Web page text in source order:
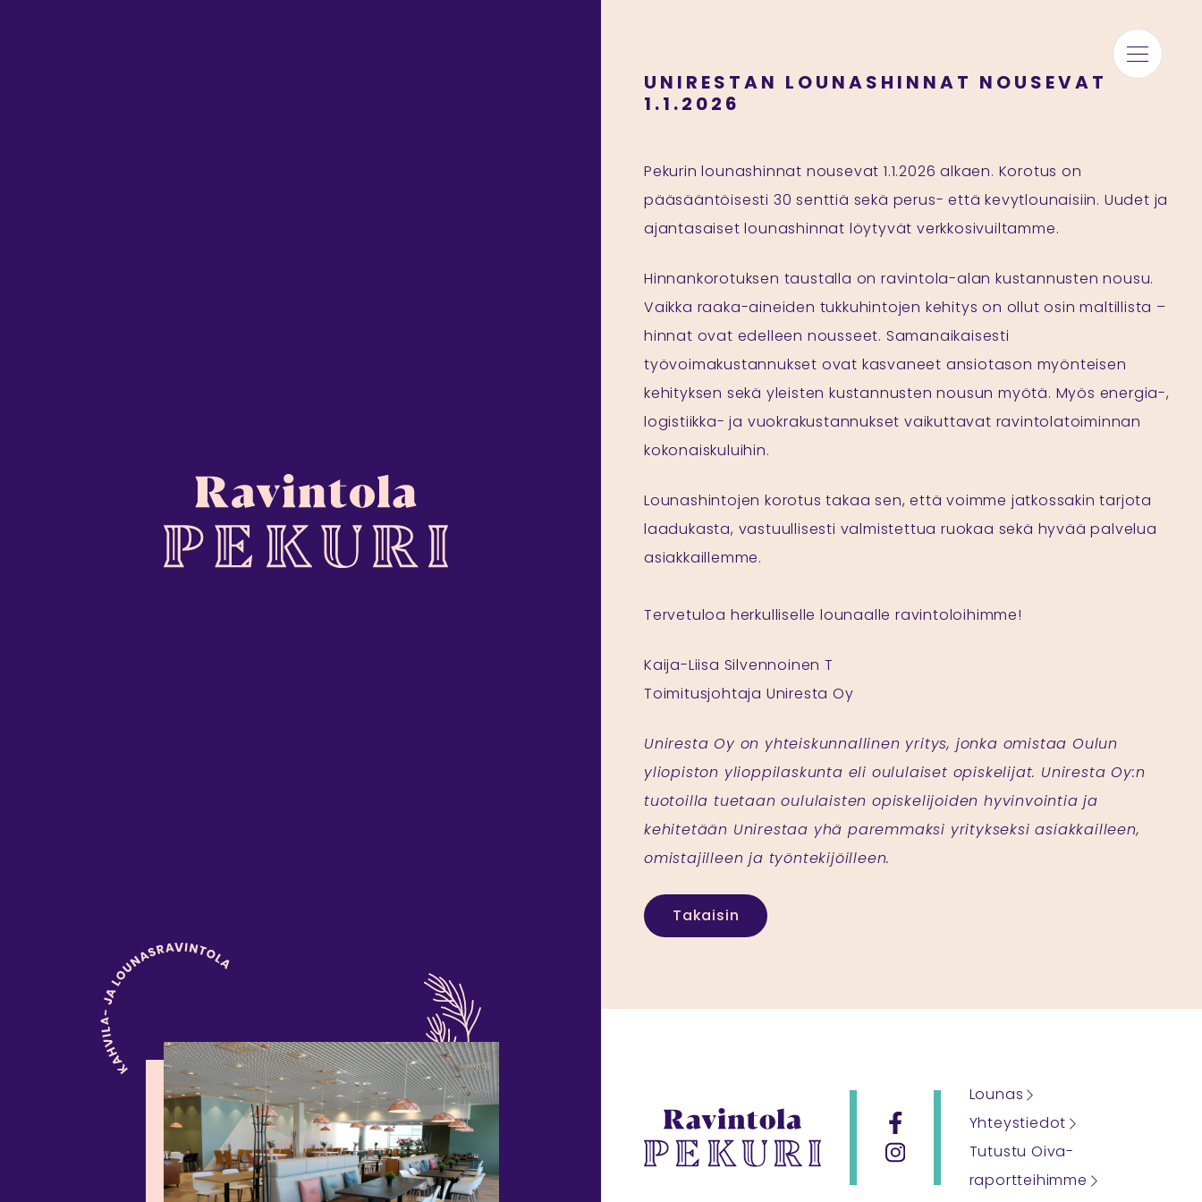
UNIRESTAN LOUNASHINNAT NOUSEVAT
1.1.2026
Pekurin lounashinnat nousevat 1.1.2026 alkaen. Korotus on
pääsääntöisesti 30 senttiä sekä perus- että kevytlounaisiin. Uudet ja
ajantasaiset lounashinnat löytyvät verkkosivuiltamme.
Hinnankorotuksen taustalla on ravintola-alan kustannusten nousu.
Vaikka raaka-aineiden tukkuhintojen kehitys on ollut osin maltillista –
hinnat ovat edelleen nousseet. Samanaikaisesti
työvoimakustannukset ovat kasvaneet ansiotason myönteisen
kehityksen sekä yleisten kustannusten nousun myötä. Myös energia-,
logistiikka- ja vuokrakustannukset vaikuttavat ravintolatoiminnan
kokonaiskuluihin.
Lounashintojen korotus takaa sen, että voimme jatkossakin tarjota
laadukasta, vastuullisesti valmistettua ruokaa sekä hyvää palvelua
asiakkaillemme.
Tervetuloa herkulliselle lounaalle ravintoloihimme!
Kaija-Liisa Silvennoinen T
Toimitusjohtaja Uniresta Oy
Uniresta Oy on yhteiskunnallinen yritys, jonka omistaa Oulun
yliopiston ylioppilaskunta eli oululaiset opiskelijat. Uniresta Oy:n
tuotoilla tuetaan oululaisten opiskelijoiden hyvinvointia ja
kehitetään Unirestaa yhä paremmaksi yritykseksi asiakkailleen,
omistajilleen ja työntekijöilleen.
Takaisin
Lounas
Yhteystiedot
Tutustu Oiva-
raportteihimme